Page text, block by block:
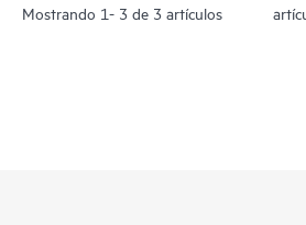
Mostrando 1- 3 de 3 artículos